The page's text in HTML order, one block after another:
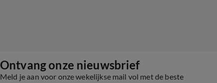
Ontvang onze nieuwsbrief
Meld je aan voor onze wekelijkse mail vol met de beste